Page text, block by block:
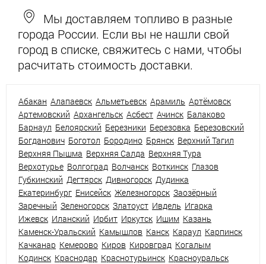
Мы доставляем топливо в разные
города России. Если вы не нашли свой
город в списке, свяжитесь с нами, чтобы
расчитать стоимость доставки.
Абакан Алапаевск Альметьевск Арамиль Артёмовск
Артемовский Архангельск Асбест Ачинск Балаково
Барнаул Белоярский Березники Березовка Березовский
Богданович Боготол Бородино Брянск Верхний Тагил
Верхняя Пышма Верхняя Салда Верхняя Тура
Верхотурье Волгоград Волчанск Воткинск Глазов
Губкинский Дегтярск Дивногорск Дудинка
Екатеринбург Енисейск Железногорск Заозёрный
Заречный Зеленогорск Златоуст Ивдель Игарка
Ижевск Иланский Ирбит Иркутск Ишим Казань
Каменск-Уральский Камышлов Канск Караул Карпинск
Качканар Кемерово Киров Кировград Когалым
Кодинск Краснодар Краснотурьинск Красноуральск